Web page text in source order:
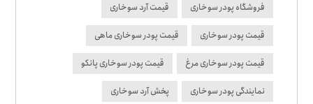
فروشگاه پودر سوخاری قیمت آرد سوخاری
قیمت پودر سوخاری قیمت پودر سوخاری ماهی
قیمت پودر سوخاری مرغ قیمت پودر سوخاری پانکو
نمایندگی پودر سوخاری پخش آرد سوخاری